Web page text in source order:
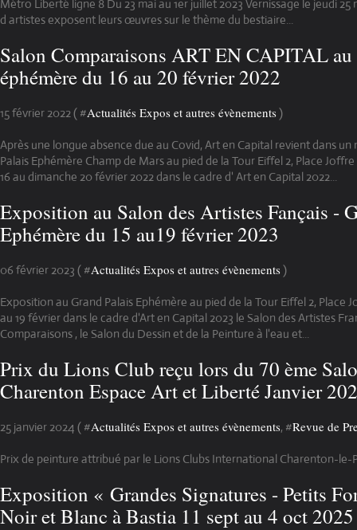
Métro Liberté ligne 8 Du 23 mai au 1er juillet 2023 Vernissage le jeudi
d artistes exposent leurs œuvres sur le thème du bestiaire...
Salon Comparaisons ART EN CAPITAL au
éphémère du 16 au 20 février 2022
15 février 2022 ( #Actualités Expos et autres évènements)
Après une longue absence due au Covid, Art en Capital revient dans un
Palais Ephémère Champ de Mars au pied de la Tour Eiffel 2, Place
16 au dimanche 20 février 2022 dans le cadre d' Art en Capital 2022...
Exposition au Salon des Artistes Fançais -
Ephémère du 15 au19 février 2023
06 février 2023 ( #Actualités Expos et autres évènements)
Exposition au Grand Palais Ephémère au pied de la Tour Eiffel 2, Place
au 19 février dans le cadre d'Art en Capital 2023 le Salon des Artistes
Comparaisons , le Salon du Dessin et de la Peinture à l'eau et...
Prix du Lions Club reçu lors du 70 ème
Charenton Espace Art et Liberté Janvier
25 janvier 2024 ( #Actualités Expos et autres évènements, #Revue de
Prix de peinture attribué par le Lions Clubs International Charenton-le-
Exposition « Grandes Signatures - Petits
Noir et Blanc à Bastia 11 sept au 4 oct 2025